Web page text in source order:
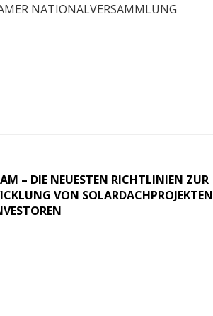
NATIONALVERSAMMLUNG
– DIE NEUESTEN RICHTLINIEN ZUR
VON SOLARDACHPROJEKTEN